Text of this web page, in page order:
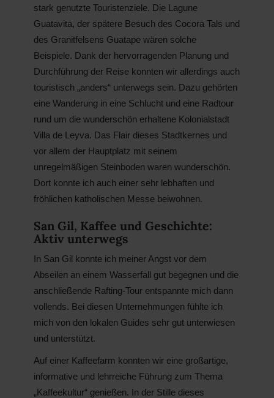
stark genutzte Touristenziele. Die Lagune
Guatavita, der spätere Besuch des Cocora Tals und
des Granitfelsens Guatape wären solche
Beispiele. Dank der hervorragenden Planung und
Durchführung der Reise konnten wir allerdings auch
touristisch „anders“ unterwegs sein. Dazu gehörten
eine Wanderung in eine Schlucht und eine Radtour
rund um die wunderschön erhaltene Kolonialstadt
Villa de Leyva. Das Flair dieses Stadtkernes und
vor allem der Hauptplatz mit seinem
unregelmäßigen Steinboden waren wunderschön.
Dort konnte ich auch einer sehr lebhaften und
fröhlichen katholischen Messe beiwohnen.
San Gil, Kaffee und Geschichte:
Aktiv unterwegs
In San Gil konnte ich meiner Angst vor dem
Abseilen an einem Wasserfall gut begegnen und die
anschließende Rafting-Tour entspannte mich dann
vollends. Bei diesen Unternehmungen fühlte ich
mich von den lokalen Guides sehr gut unterwiesen
und unterstützt.
Auf einer Kaffeefarm konnten wir eine großartige,
informative und lehrreiche Führung zum Thema
„Kaffeekultur“ genießen. In der Stille dieses